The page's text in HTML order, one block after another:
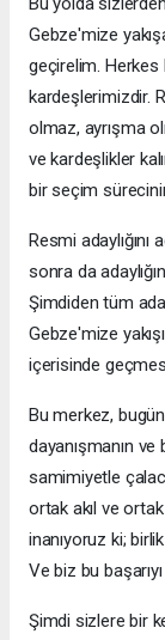
Gebze'mize
geçirelim. Herkes
kardeşlerimizdir.
olmaz, ayrışma
ve kardeşlikler
bir seçim
Resmi
sonra da
Şimdiden tüm
Gebze'mize
içerisinde
Bu merkez,
dayanışmanın ve
samimiyetle
ortak akıl ve
inanıyoruz ki;
Ve biz bu
Şimdi sizlere bir